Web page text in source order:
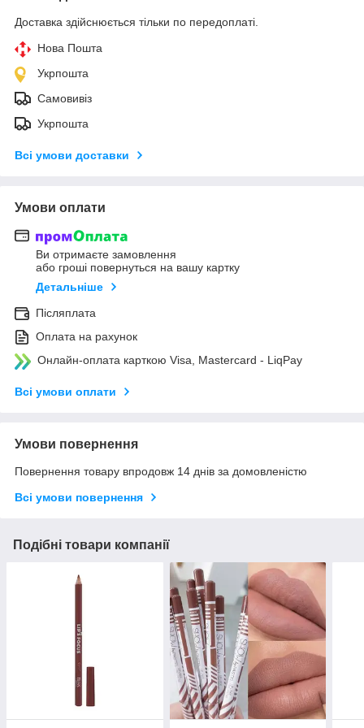
Доставка здійснюється тільки по передоплаті.
Нова Пошта
Укрпошта
Самовивіз
Укрпошта
Всі умови доставки
Умови оплати
Ви отримаєте замовлення
або гроші повернуться на вашу картку
Детальніше
Післяплата
Оплата на рахунок
Онлайн-оплата карткою Visa, Mastercard - LiqPay
Всі умови оплати
Умови повернення
Повернення товару впродовж 14 днів за домовленістю
Всі умови повернення
Подібні товари компанії